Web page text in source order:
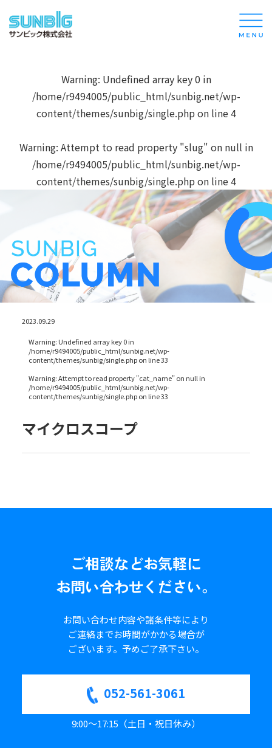
Warning: Undefined array key 0 in
/home/r9494005/public_html/sunbig.net/wp-
content/themes/sunbig/single.phpon line4
Warning: Attempt to read property "slug" on null in
/home/r9494005/public_html/sunbig.net/wp-
content/themes/sunbig/single.phpon line4
2023.09.29
Warning: Undefined array key 0 in
/home/r9494005/public_html/sunbig.net/wp-
content/themes/sunbig/single.phpon line33
Warning: Attempt to read property "cat_name" on null in
/home/r9494005/public_html/sunbig.net/wp-
content/themes/sunbig/single.phpon line33
マイクロスコープ
ご相談などお気軽に
お問い合わせください。
お問い合わせ内容や諸条件等により
ご連絡までお時間がかかる場合が
ございます。 予めご了承下さい。
052-561-3061
9:00～17:15（土日・祝日休み）